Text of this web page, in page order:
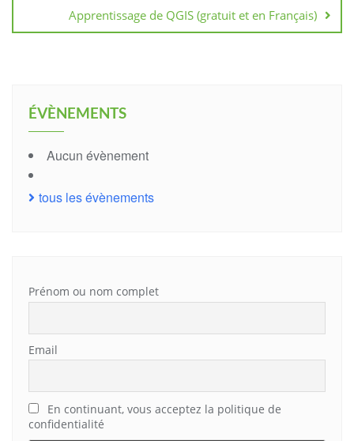
Apprentissage de QGIS (gratuit et en Français)
ÉVÈNEMENTS
Aucun évènement
tous les évènements
Prénom ou nom complet
Email
En continuant, vous acceptez la politique de
confidentialité